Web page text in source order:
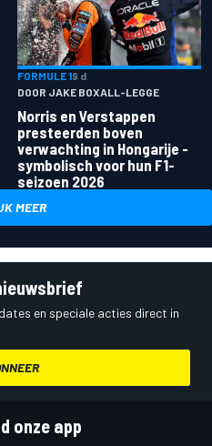
FORMULE 19 d
DOOR JAKE BOXALL-LEGGE
Norris en Verstappen
presteerden boven
verwachting in Hongarije -
symbolisch voor hun F1-
seizoen 2026
MEER
en speciale acties direct in
onze app